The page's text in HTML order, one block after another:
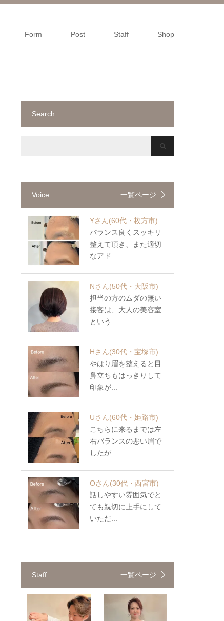
Form Post Staff Shop
Search
Voice 一覧ページ
Yさん(60代・枚方市)
バランス良くスッキリ
整えて頂き、また適切
なアド...
Nさん(50代・大阪市)
担当の方のムダの無い
接客は、大人の美容室
という...
Hさん(30代・宝塚市)
やはり眉を整えると目
鼻立ちもはっきりして
印象が...
Uさん(60代・姫路市)
こちらに来るまでは左
右バランスの悪い眉で
したが...
Oさん(30代・西宮市)
話しやすい雰囲気でと
ても親切に上手にして
いただ...
Staff 一覧ページ